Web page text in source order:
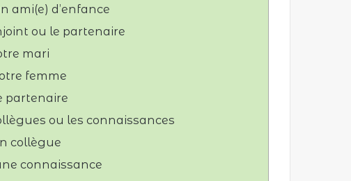
ami(e) d’enfance
ou le partenaire
mari
femme
partenaire
ou les connaissances
collègue
connaissance